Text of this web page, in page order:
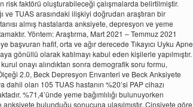
risk faktörü oluşturabileceği çalışmalarda belirtilmiştir.
ve TUAS arasındaki ilişkiyi doğrudan araştıran bir
almış hastalarda anksiyete, depresyon ve yeme
Yöntem: Araştırma, Mart 2021 – Temmuz 2021
başvuran hafif, orta ve ağır derecede Tıkayıcı Uyku Apne
gönüllü olarak katılmayı kabul eden kişilerle yapılmıştır.
onayı alındıktan sonra demografik soru formu,
2.0, Beck Depresyon Envanteri ve Beck Anksiyete
dahil olan 105 TUAS hastanın %20’si PAP cihazı
%71,4’ünde yeme bağımlılığı bulunuyorken
bulunduğu sonucuna ulaşılmıştır. Cinsiyete göre